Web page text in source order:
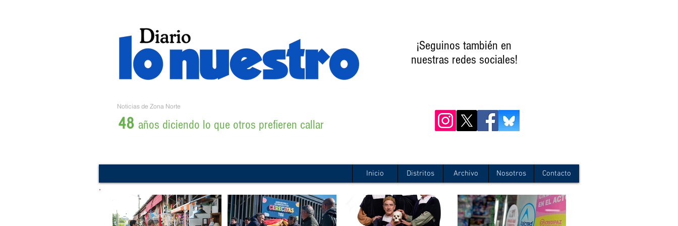
¡Seguinos también en
nuestras redes sociales!
Noticias de Zona Norte
48 años diciendo lo que otros prefieren callar
Inicio Distritos Archivo Nosotros Contacto